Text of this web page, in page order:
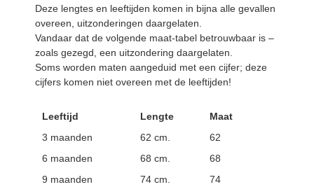
Deze lengtes en leeftijden komen in bijna alle gevallen
overeen, uitzonderingen daargelaten.
Vandaar dat de volgende maat-tabel betrouwbaar is –
zoals gezegd, een uitzondering daargelaten.
Soms worden maten aangeduid met een cijfer; deze
cijfers komen niet overeen met de leeftijden!
Leeftijd Lengte
Maat
3 maanden
62 cm.
62
6 maanden
68 cm.
68
9 maanden
74 cm.
74